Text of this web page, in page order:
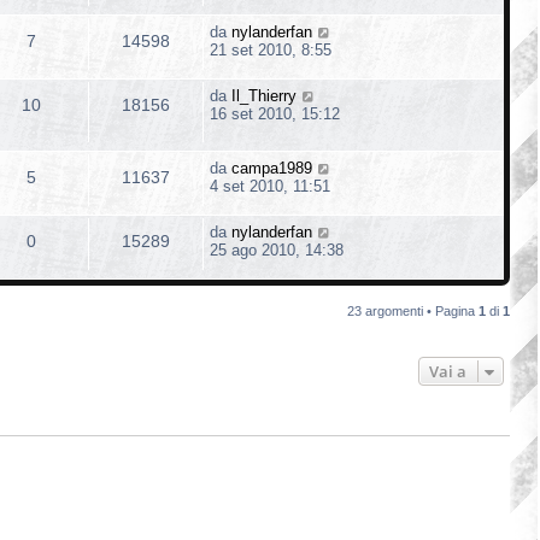
7 14598 da nylanderfan
21 set 2010, 8:55
10 18156 da Il_Thierry
16 set 2010, 15:12
5 11637 da campa1989
4 set 2010, 11:51
0 15289 da nylanderfan
25 ago 2010, 14:38
23 argomenti • Pagina 1 di 1
Vai a